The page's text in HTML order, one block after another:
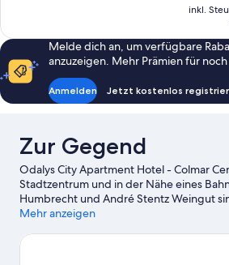
Bewertungen
inkl.
Melde dich an, um verfügbare
anzuzeigen. Mehr Prämien für
Anmelden Jetzt kostenlos
Zur Gegend
Odalys City Apartment Hotel - Colmar
Stadtzentrum und in der Nähe eines
Humbrecht und André Stentz Weingut
wenn du etwas unternehmen möchtest.
Champ de Mars und Karussell 1900.
Mehr anzeigen